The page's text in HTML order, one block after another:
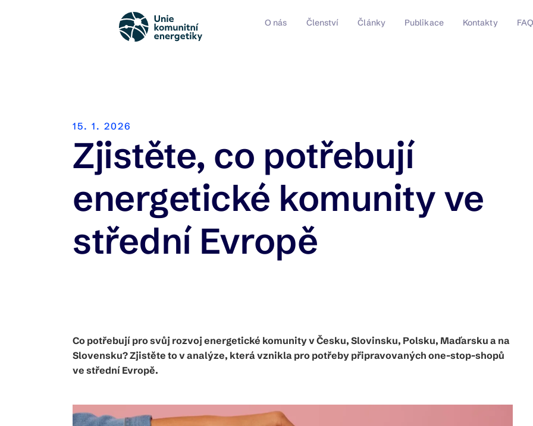
O nás Členství Články Publikace Kontakty FAQ
15. 1. 2026
Zjistěte, co potřebují
energetické komunity ve
střední Evropě
Co potřebují pro svůj rozvoj energetické komunity v Česku, Slovinsku, Polsku, Maďarsku a na
Slovensku? Zjistěte to v analýze, která vznikla pro potřeby připravovaných one-stop-shopů
ve střední Evropě.